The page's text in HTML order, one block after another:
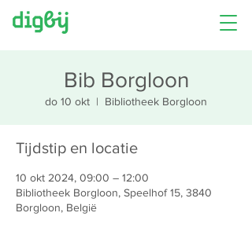
Bib Borgloon
do 10 okt
  |
Bibliotheek Borgloon
Tijdstip en locatie
10 okt 2024, 09:00 – 12:00
Bibliotheek Borgloon, Speelhof 15, 3840
Borgloon, België